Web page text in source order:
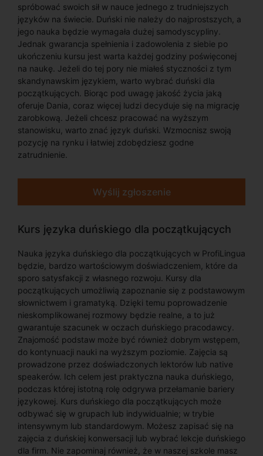
spróbować swoich sił w nauce jednego z trudniejszych
języków na świecie. Duński nie należy do najprostszych, a
jego nauka będzie wymagała dużej samodyscypliny.
Jednak gwarancja spełnienia i zadowolenia z siebie po
ukończeniu kursu jest warta każdej godziny poświęconej
na naukę. Jeżeli do tej pory nie miałeś styczności z tym
skandynawskim językiem, warto wybrać duński dla
początkujących. Biorąc pod uwagę jakość życia jaką
oferuje Dania, coraz więcej ludzi decyduje się na migrację
zarobkową. Jeżeli chcesz pracować na wyższym
stanowisku, warto znać język duński. Wzmocnisz swoją
pozycję na rynku i łatwiej zdobędziesz godne
zatrudnienie.
Wyślij zgłoszenie
Kurs języka duńskiego dla początkujących
Nauka języka duńskiego dla początkujących w ProfiLingua
będzie, bardzo wartościowym doświadczeniem, które da
sporo satysfakcji z własnego rozwoju. Kursy dla
początkujących umożliwią zapoznanie się z podstawowym
słownictwem i gramatyką. Dzięki temu poprowadzenie
nieskomplikowanej rozmowy będzie realne, a to już
gwarantuje szacunek w oczach duńskiego pracodawcy.
Znajomość podstaw może być również dobrym wstępem,
do kontynuacji nauki na wyższym poziomie. Zajęcia są
prowadzone przez doświadczonych lektorów lub native
speakerów. Ich celem jest praktyczna nauka duńskiego,
podczas której istotną rolę odgrywa przełamanie bariery
językowej. Kurs duńskiego dla początkujących może
odbywać się w grupach lub indywidualnie; w trybie
intensywnym lub standardowym. Możesz zapisać się na
zajęcia z duńskiej konwersacji lub wybrać lekcje duńskiego
dla firm. Nie zapominaj również, że w naszej szkole masz